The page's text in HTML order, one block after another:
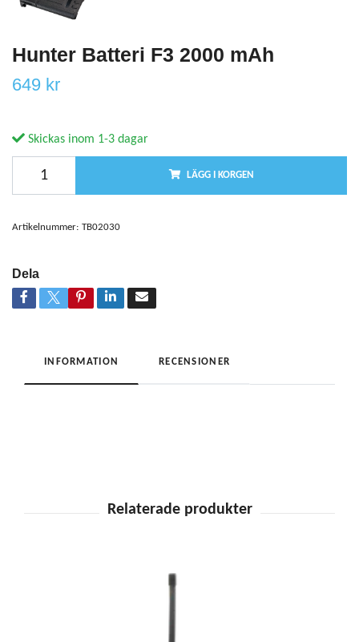
Hunter Batteri F3 2000 mAh
649 kr
Skickas inom 1-3 dagar
LÄGG I KORGEN
Artikelnummer: TB02030
Dela
INFORMATION RECENSIONER